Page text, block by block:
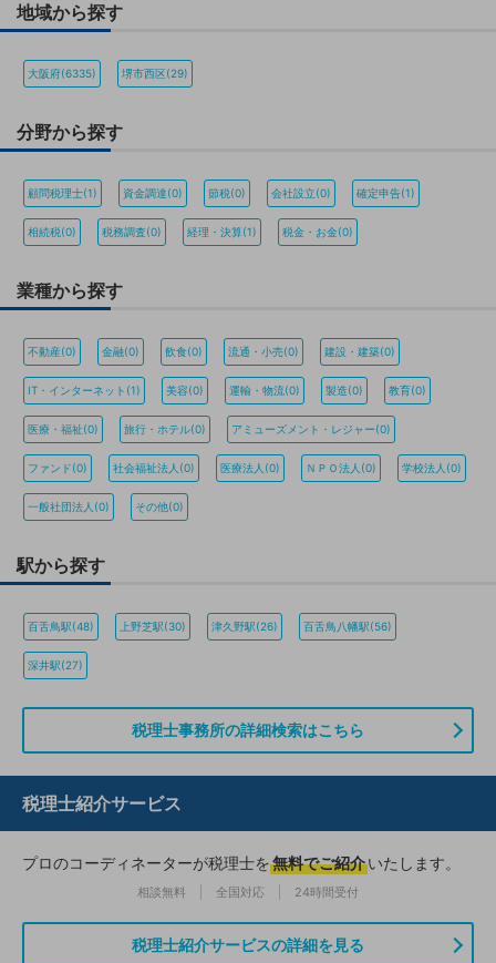
地域から探す
大阪府(6335) 堺市西区(29)
分野から探す
顧問税理士(1) 資金調達(0) 節税(0) 会社設立(0) 確定申告(1)
相続税(0) 税務調査(0) 経理・決算(1) 税金・お金(0)
業種から探す
不動産(0) 金融(0) 飲食(0) 流通・小売(0) 建設・建築(0)
IT・インターネット(1) 美容(0) 運輸・物流(0) 製造(0) 教育(0)
医療・福祉(0) 旅行・ホテル(0) アミューズメント・レジャー(0)
ファンド(0) 社会福祉法人(0) 医療法人(0) ＮＰＯ法人(0) 学校法人(0)
一般社団法人(0) その他(0)
駅から探す
百舌鳥駅(48) 上野芝駅(30) 津久野駅(26) 百舌鳥八幡駅(56)
深井駅(27)
税理士事務所の詳細検索はこちら
税理士紹介サービス
プロのコーディネーターが税理士を無料でご紹介いたします。
相談無料 全国対応 24時間受付
税理士紹介サービスの詳細を見る